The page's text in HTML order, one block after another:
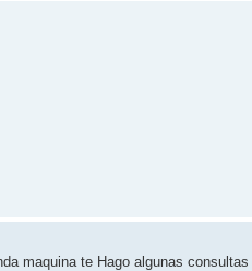
maquina te Hago algunas